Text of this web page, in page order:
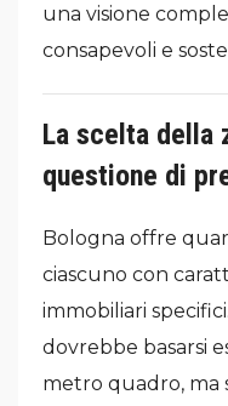
una visione
consapevoli e
La scelta della
questione di
Bologna offre
ciascuno con
immobiliari
dovrebbe basarsi
metro quadro, ma